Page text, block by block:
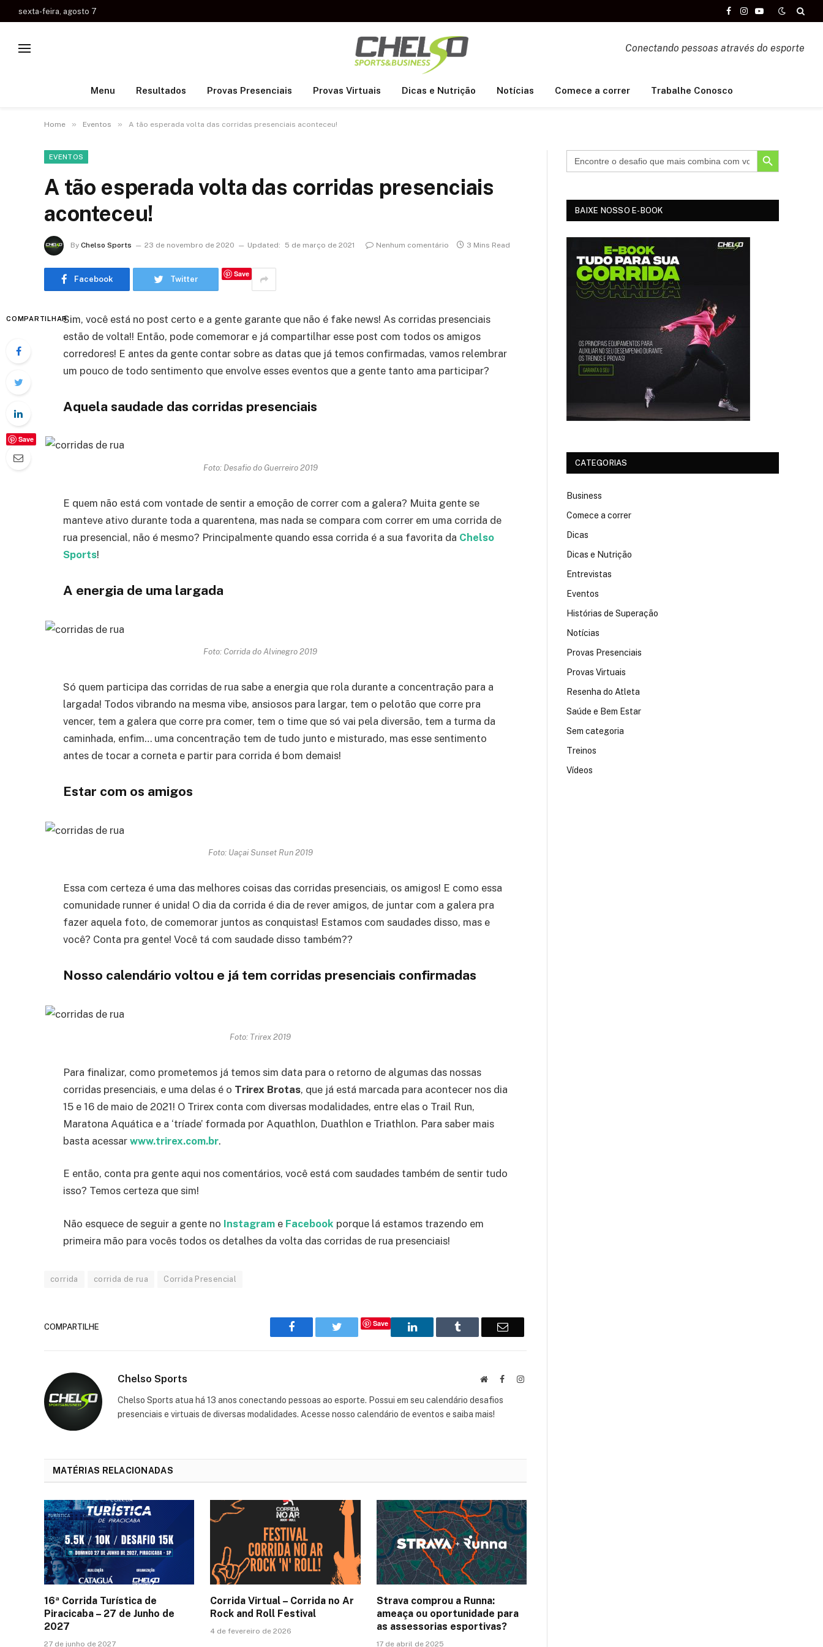
sexta-feira, agosto 7
Facebook
Instagram
YouTube
Conectando pessoas através do esporte
Menu Resultados Provas Presenciais Provas Virtuais Dicas e Nutrição Notícias Comece a correr Trabalhe Conosco
Home » Eventos » A tão esperada volta das corridas presenciais aconteceu!
EVENTOS
A tão esperada volta das corridas presenciais
aconteceu!
By Chelso Sports 23 de novembro de 2020 Updated: 5 de março de 2021 Nenhum comentário 3 Mins Read
Facebook Twitter
Save
COMPARTILHAR
Save
Sim, você está no post certo e a gente garante que não é fake news! As corridas presenciais
estão de volta!! Então, pode comemorar e já compartilhar esse post com todos os amigos
corredores! E antes da gente contar sobre as datas que já temos confirmadas, vamos relembrar
um pouco de todo sentimento que envolve esses eventos que a gente tanto ama participar?
Aquela saudade das corridas presenciais
Foto: Desafio do Guerreiro 2019
E quem não está com vontade de sentir a emoção de correr com a galera? Muita gente se
manteve ativo durante toda a quarentena, mas nada se compara com correr em uma corrida de
rua presencial, não é mesmo? Principalmente quando essa corrida é a sua favorita da Chelso
Sports!
A energia de uma largada
Foto: Corrida do Alvinegro 2019
Só quem participa das corridas de rua sabe a energia que rola durante a concentração para a
largada! Todos vibrando na mesma vibe, ansiosos para largar, tem o pelotão que corre pra
vencer, tem a galera que corre pra comer, tem o time que só vai pela diversão, tem a turma da
caminhada, enfim… uma concentração tem de tudo junto e misturado, mas esse sentimento
antes de tocar a corneta e partir para corrida é bom demais!
Estar com os amigos
Foto: Uaçai Sunset Run 2019
Essa com certeza é uma das melhores coisas das corridas presenciais, os amigos! E como essa
comunidade runner é unida! O dia da corrida é dia de rever amigos, de juntar com a galera pra
fazer aquela foto, de comemorar juntos as conquistas! Estamos com saudades disso, mas e
você? Conta pra gente! Você tá com saudade disso também??
Nosso calendário voltou e já tem corridas presenciais confirmadas
Foto: Trirex 2019
Para finalizar, como prometemos já temos sim data para o retorno de algumas das nossas
corridas presenciais, e uma delas é o Trirex Brotas, que já está marcada para acontecer nos dia
15 e 16 de maio de 2021! O Trirex conta com diversas modalidades, entre elas o Trail Run,
Maratona Aquática e a ‘tríade’ formada por Aquathlon, Duathlon e Triathlon. Para saber mais
basta acessar www.trirex.com.br.
E então, conta pra gente aqui nos comentários, você está com saudades também de sentir tudo
isso? Temos certeza que sim!
Não esquece de seguir a gente no Instagram e Facebook porque lá estamos trazendo em
primeira mão para vocês todos os detalhes da volta das corridas de rua presenciais!
corrida corrida de rua Corrida Presencial
COMPARTILHE Facebook TwitterSave LinkedIn Tumblr Email
Chelso Sports WebsiteFacebookInstagram
Chelso Sports atua há 13 anos conectando pessoas ao esporte. Possui em seu calendário desafios
presenciais e virtuais de diversas modalidades. Acesse nosso calendário de eventos e saiba mais!
MATÉRIAS RELACIONADAS
16ª Corrida Turística de
Piracicaba – 27 de Junho de
2027
27 de junho de 2027
Corrida Virtual – Corrida no Ar
Rock and Roll Festival
4 de fevereiro de 2026
Strava comprou a Runna:
ameaça ou oportunidade para
as assessorias esportivas?
17 de abril de 2025
SEARCH BUTTON
BAIXE NOSSO E-BOOK
CATEGORIAS
Business
Comece a correr
Dicas
Dicas e Nutrição
Entrevistas
Eventos
Histórias de Superação
Notícias
Provas Presenciais
Provas Virtuais
Resenha do Atleta
Saúde e Bem Estar
Sem categoria
Treinos
Vídeos